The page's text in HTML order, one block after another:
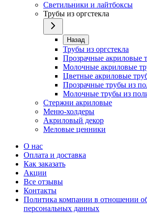
Светильники и лайтбоксы
Трубы из оргстекла
Назад
Трубы из оргстекла
Прозрачные акриловые
Молочные акриловые
Цветные акриловые
Прозрачные трубы из
Молочные трубы из
Стержни акриловые
Меню-холдеры
Акриловый декор
Меловые ценники
О нас
Оплата и доставка
Как заказать
Акции
Все отзывы
Контакты​
Политика компании в отношении
персональных данных